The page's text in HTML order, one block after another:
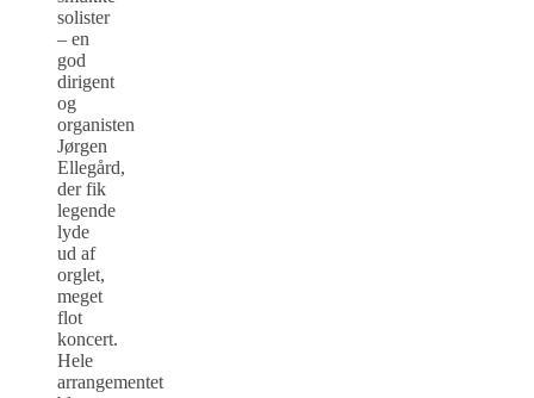
solister
– en
god
dirigent
og
organisten
Jørgen
Ellegård,
der fik
legende
lyde
ud af
orglet,
meget
flot
koncert.
Hele
arrangementet